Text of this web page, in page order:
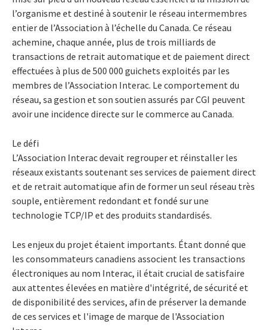
l’organisme et destiné à soutenir le réseau intermembres
entier de l’Association à l’échelle du Canada. Ce réseau
achemine, chaque année, plus de trois milliards de
transactions de retrait automatique et de paiement direct
effectuées à plus de 500 000 guichets exploités par les
membres de l’Association Interac. Le comportement du
réseau, sa gestion et son soutien assurés par CGI peuvent
avoir une incidence directe sur le commerce au Canada.
Le défi
L’Association Interac devait regrouper et réinstaller les
réseaux existants soutenant ses services de paiement direct
et de retrait automatique afin de former un seul réseau très
souple, entièrement redondant et fondé sur une
technologie TCP/IP et des produits standardisés.
Les enjeux du projet étaient importants. Étant donné que
les consommateurs canadiens associent les transactions
électroniques au nom Interac, il était crucial de satisfaire
aux attentes élevées en matière d'intégrité, de sécurité et
de disponibilité des services, afin de préserver la demande
de ces services et l'image de marque de l'Association